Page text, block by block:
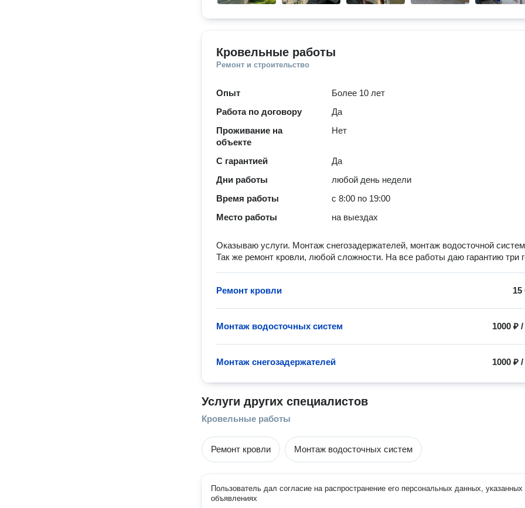
Кровельные работы
Ремонт и строительство
Опыт
Более 10 лет
Работа по договору
Да
Проживание на
объекте
Нет
С гарантией
Да
Дни работы
любой день недели
Время работы
с 8:00 по 19:00
Место работы
на выездах
Оказываю услуги. Монтаж снегозадержателей, монтаж водосточной
Так же ремонт кровли, любой сложности. На все работы даю гарантию три
15
Ремонт кровли
1000 ₽
Монтаж водосточных систем
1000 ₽
Монтаж снегозадержателей
Услуги других специалистов
Кровельные работы
Ремонт кровли Монтаж водосточных систем
Пользователь дал согласие на распространение его персональных данных, указанных
объявлениях